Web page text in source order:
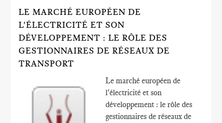
LE MARCHÉ EUROPÉEN DE
L'ÉLECTRICITÉ ET SON
DÉVELOPPEMENT : LE RÔLE DES
GESTIONNAIRES DE RÉSEAUX DE
TRANSPORT
Le marché européen de
l'électricité et son
développement : le rôle des
gestionnaires de réseaux de